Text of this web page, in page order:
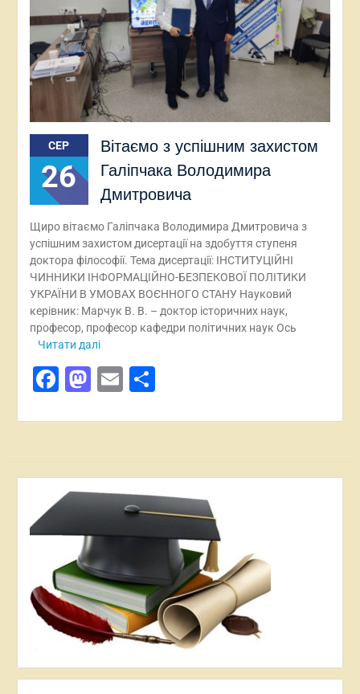
СЕР
26
Вітаємо з успішним захистом
Галіпчака Володимира
Дмитровича
Щиро вітаємо Галіпчака Володимира Дмитровича з
успішним захистом дисертації на здобуття ступеня
доктора філософії. Тема дисертації: ІНСТИТУЦІЙНІ
ЧИННИКИ ІНФОРМАЦІЙНО-БЕЗПЕКОВОЇ ПОЛІТИКИ
УКРАЇНИ В УМОВАХ ВОЄННОГО СТАНУ Науковий
керівник: Марчук В. В. – доктор історичних наук,
професор, професор кафедри політичних наук Ось
Читати далі
Facebook
Mastodon
EmailПоділитися